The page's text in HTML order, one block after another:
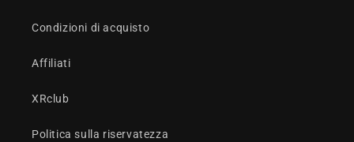
Condizioni di acquisto
Affiliati
XRclub
Politica sulla riservatezza